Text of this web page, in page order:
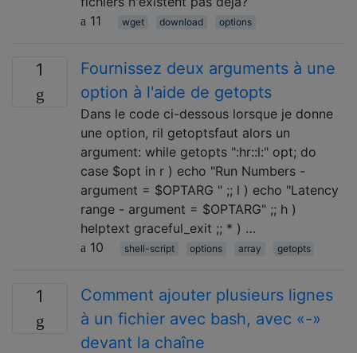
11
wget download options
1
Fournissez deux arguments à une
option à l'aide de getopts
Dans le code ci-dessous lorsque je donne
une option, ril getoptsfaut alors un
argument: while getopts ":hr::l:" opt; do
case $opt in r ) echo "Run Numbers -
argument = $OPTARG " ;; l ) echo "Latency
range - argument = $OPTARG" ;; h )
helptext graceful_exit ;; * ) …
10
shell-script options array getopts
1
Comment ajouter plusieurs lignes
à un fichier avec bash, avec «-»
devant la chaîne